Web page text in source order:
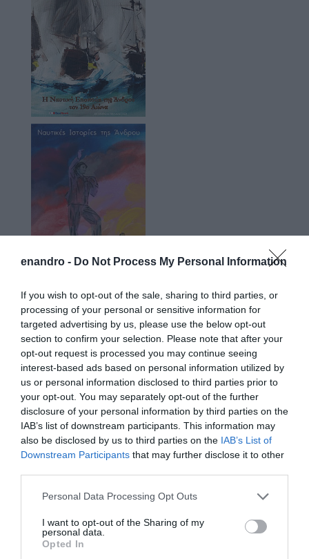
enandro - Do Not Process My Personal Information
If you wish to opt-out of the sale, sharing to third parties, or
processing of your personal or sensitive information for
targeted advertising by us, please use the below opt-out
section to confirm your selection. Please note that after your
opt-out request is processed you may continue seeing
interest-based ads based on personal information utilized by
us or personal information disclosed to third parties prior to
your opt-out. You may separately opt-out of the further
disclosure of your personal information by third parties on the
IAB’s list of downstream participants. This information may
also be disclosed by us to third parties on the IAB’s List of
Downstream Participants that may further disclose it to other
Please note that this website/app uses one or more Google
not limited to your visit or usage behaviour. You may click to
grant or deny consent to Google and its third-party tags to
use your data for below specified purposes in below Google
Personal Data Processing Opt Outs
I want to opt-out of the Sharing of my
personal data.
Opted In
Προτεινόμενα άρθρα
Φωτογραφίες-κειμήλια από καλοκαίρια στην Άνδρο –
Από τον 19ο αιώνα μέχρι και την δεκαετία του 1970
Η Άνδρος συνεχίζει να μπαρκάρει…
ΟΡΜΟΣ ΚΟΡΘΙΟΥ: Όταν η φωτογραφία γίνεται μνήμη